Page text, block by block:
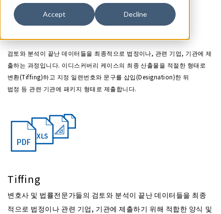
Accept Decline
By Process Production
검토와 분석이 끝난 데이터들을 최종적으로 법정이나, 관련 기업, 기관에 제
출하는 과정입니다. 이디스커버리 케이스의 최종 산출물을 적절한 형태로
변환(Tiffing)하고 지정 일련번호와 문구를 삽입(Designation)한 뒤
법정 등 관련 기관에 패키지 형태로 제출합니다.
Tiffing
변호사 및 법률전문가들의 검토와 분석이 끝난 데이터들을 최종
적으로 법정이나 관련 기업, 기관에 제출하기 위해 적합한 양식 및